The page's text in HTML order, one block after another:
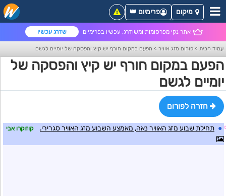
אתר נקי מפרסומות ומשודרג, עכשיו בפרימיום שדרג עכשיו
מיקום פרימיום 👑
עמוד הבית > פורום מזג אוויר > הפעם במקום חורף יש קיץ והפסקה של יומיים לגשם
הפעם במקום חורף יש קיץ והפסקה של
יומיים לגשם
חזרה לפורום
● תחילת שבוע מזג האוויר נאה, מאמצע השבוע מזג האוויר סגרירי. קוזוקרו אבי